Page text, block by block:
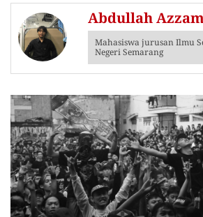
Abdullah
Mahasiswa jurusan Ilmu
Negeri Semarang